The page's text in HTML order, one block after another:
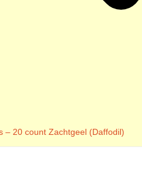
– 20 count Zachtgeel (Daffodil)